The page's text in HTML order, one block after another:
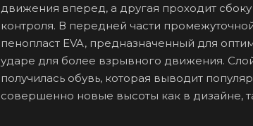
движения вперед, а другая проходит
контроля. В передней части
пенопласт EVA, предназначенный для
ударе для более взрывного движения. Слой
получилась обувь, которая выводит
совершенно новые высоты как в дизайне,